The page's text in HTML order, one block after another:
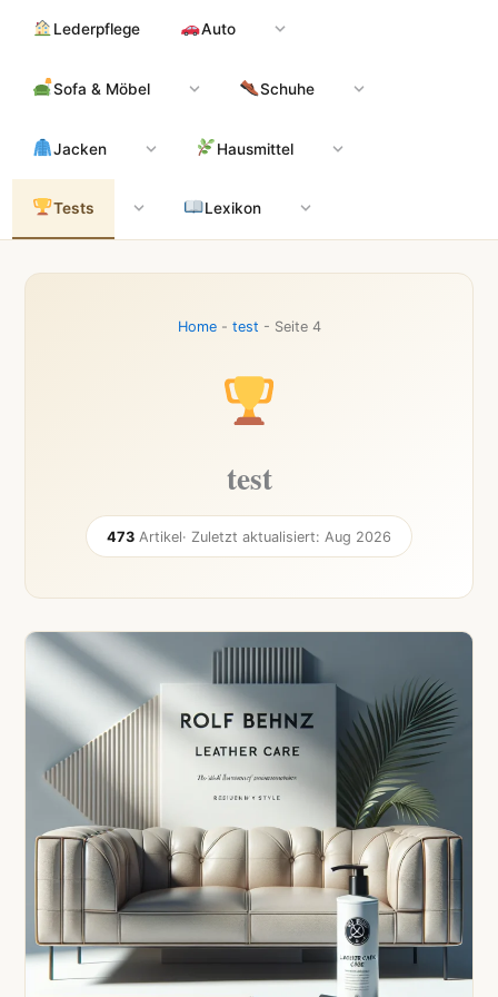
Inhalt
Lederpflege Auto
Sofa & Möbel Schuhe
Jacken Hausmittel
Tests Lexikon
Home- test - Seite 4
test
473 Artikel· Zuletzt aktualisiert: Aug 2026